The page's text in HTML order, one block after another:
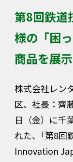
第8回鉄道
様の「困
商品を展
株式会社レン
区、社長：齊
日（金）に千
れた、｢第8回
Innovation